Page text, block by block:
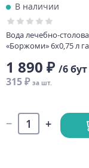
В наличии
Вода лечебно-
«Боржоми» 6х0,75 л
1 890 ₽ /6 бут
315 ₽ за шт.